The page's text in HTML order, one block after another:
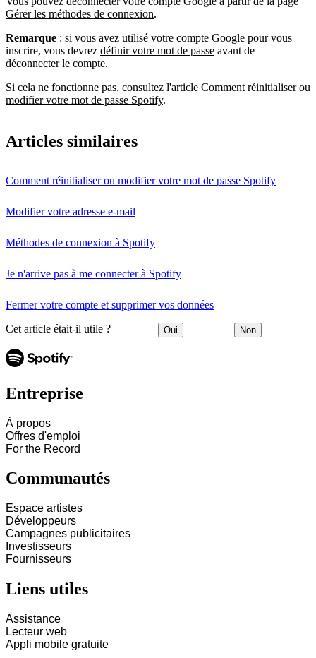
Gérer les méthodes de connexion.
Remarque : si vous avez utilisé votre compte Google pour vous
inscrire, vous devrez définir votre mot de passe avant de
déconnecter le compte.
Si cela ne fonctionne pas, consultez l'article Comment réinitialiser ou
modifier votre mot de passe Spotify.
Articles similaires
Comment réinitialiser ou modifier votre mot de passe Spotify
Modifier votre adresse e-mail
Méthodes de connexion à Spotify
Je n'arrive pas à me connecter à Spotify
Fermer votre compte et supprimer vos données
Cet article était-il utile ? Oui Non
Entreprise
À propos
Offres d'emploi
For the Record
Communautés
Espace artistes
Développeurs
Campagnes publicitaires
Investisseurs
Fournisseurs
Liens utiles
Assistance
Lecteur web
Appli mobile gratuite